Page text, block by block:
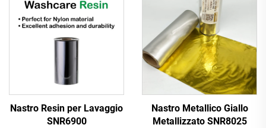
Nastro Resin per Lavaggio
SNR6900
Nastro Metallico Giallo
Metallizzato SNR8025